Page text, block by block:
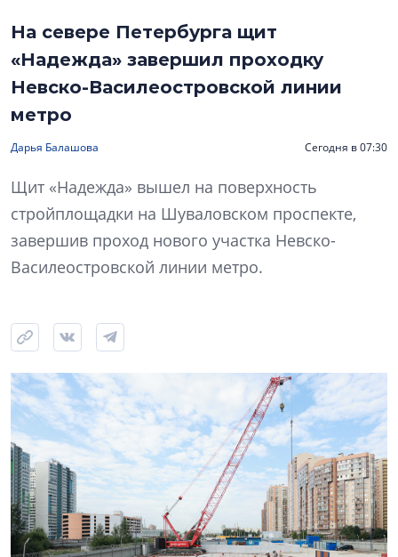
На севере Петербурга щит
«Надежда» завершил проходку
Невско-Василеостровской линии
метро
Дарья Балашова Сегодня в 07:30
Щит «Надежда» вышел на поверхность
стройплощадки на Шуваловском проспекте,
завершив проход нового участка Невско-
Василеостровской линии метро.